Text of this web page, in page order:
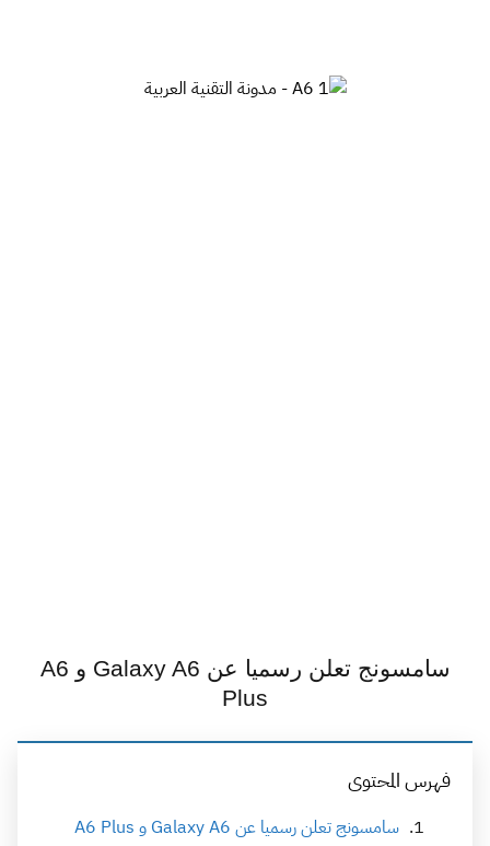
سامسونج تعلن رسميا عن Galaxy A6 و A6
Plus
فهرس المحتوى
سامسونج تعلن رسميا عن Galaxy A6 و A6 Plus